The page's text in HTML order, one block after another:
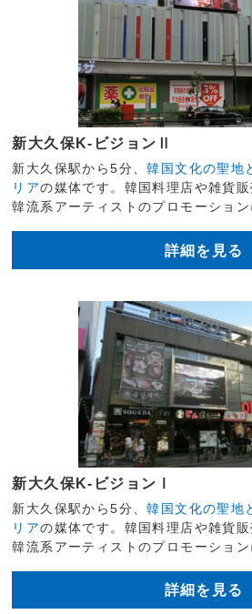
新大久保K-ビジョンⅡ
新大久保駅から5分、韓国文化の聖地
リアの媒体です。韓国料理店や雑貨販
韓流系アーティストのプロモーション
詳細を見る
新大久保K-ビジョンⅠ
新大久保駅から5分、韓国文化の聖地
リアの媒体です。韓国料理店や雑貨販
韓流系アーティストのプロモーション
詳細を見る